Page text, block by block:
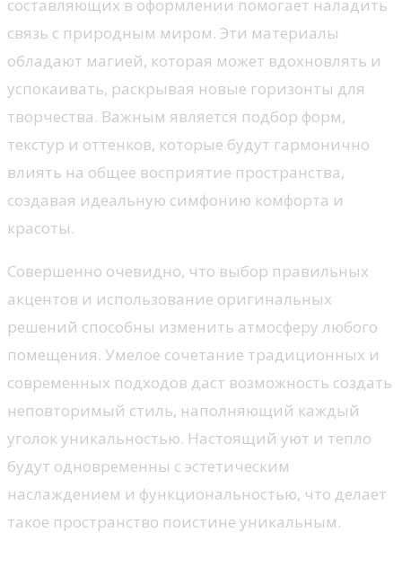
составляющих в оформлении помогает наладить
связь с природным миром. Эти материалы
обладают магией, которая может вдохновлять и
успокаивать, раскрывая новые горизонты для
творчества. Важным является подбор форм,
текстур и оттенков, которые будут гармонично
влиять на общее восприятие пространства,
создавая идеальную симфонию комфорта и
красоты.
Совершенно очевидно, что выбор правильных
акцентов и использование оригинальных
решений способны изменить атмосферу любого
помещения. Умелое сочетание традиционных и
современных подходов даст возможность создать
неповторимый стиль, наполняющий каждый
уголок уникальностью. Настоящий уют и тепло
будут одновременны с эстетическим
наслаждением и функциональностью, что делает
такое пространство поистине уникальным.